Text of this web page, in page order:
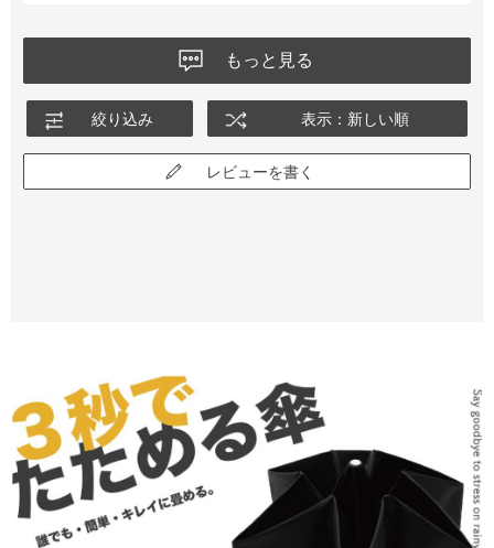
もっと見る
絞り込み 表示：新しい順
レビューを書く